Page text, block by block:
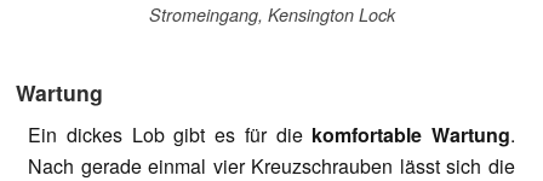
Stromeingang, Kensington Lock
Wartung
Ein dickes Lob gibt es für die komfortable Wartung.
Nach gerade einmal vier Kreuzschrauben lässt sich die